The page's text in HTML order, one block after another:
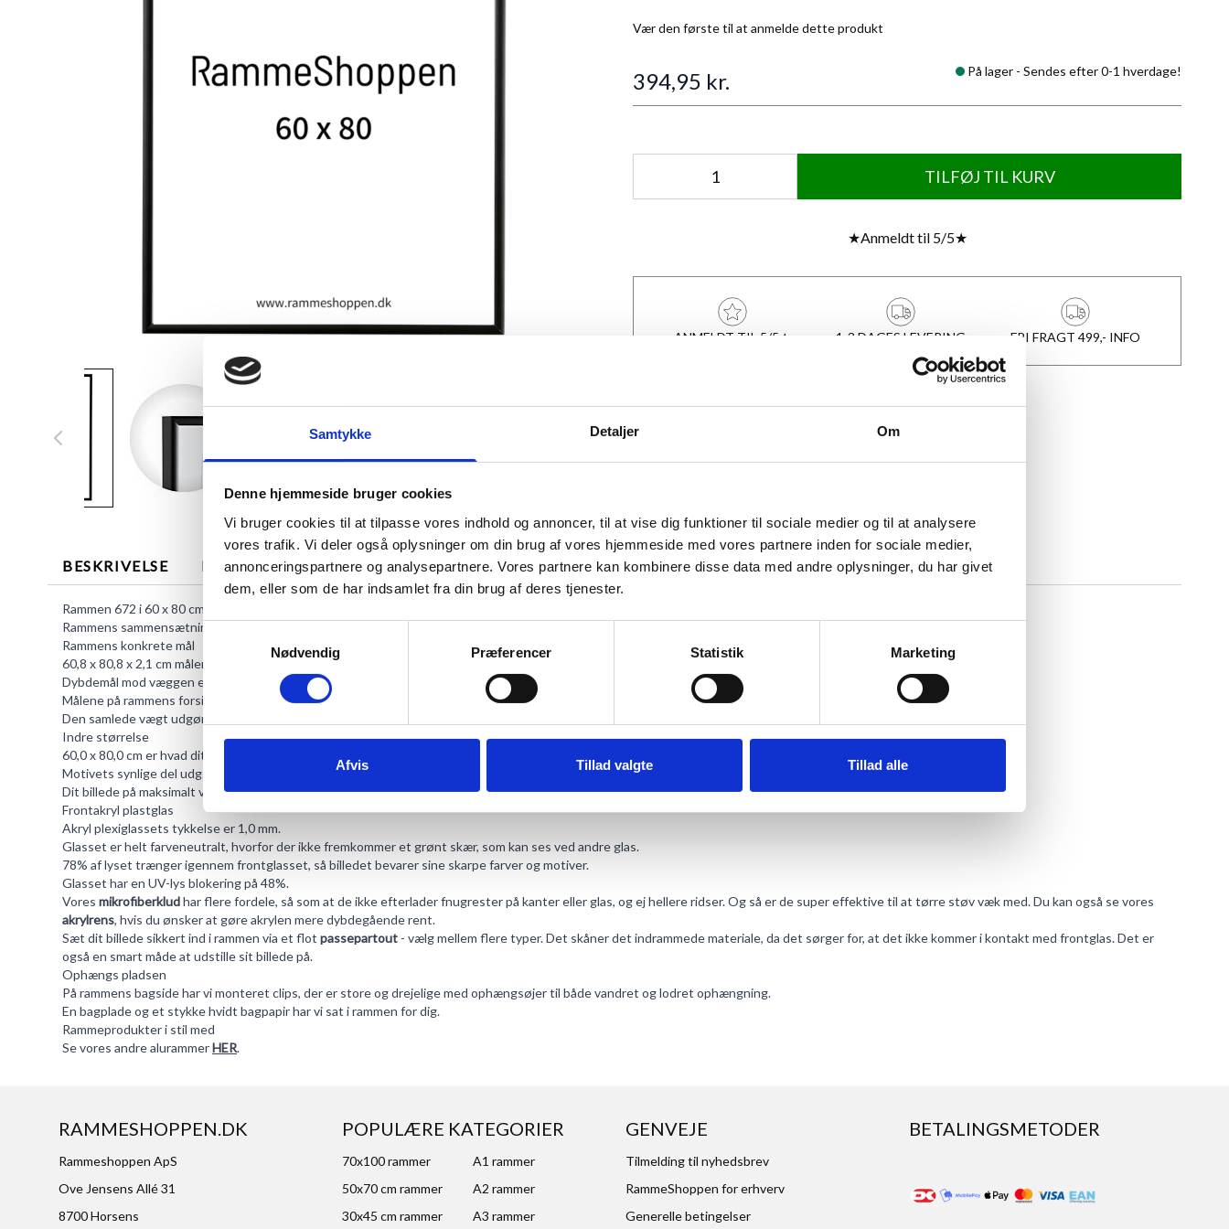
Samtykke Detaljer Om
Denne hjemmeside bruger cookies
Vi bruger cookies til at tilpasse vores indhold og annoncer, til at vise dig funktioner til sociale medier og til at analysere
vores trafik. Vi deler også oplysninger om din brug af vores hjemmeside med vores partnere inden for sociale medier,
annonceringspartnere og analysepartnere. Vores partnere kan kombinere disse data med andre oplysninger, du har givet
dem, eller som de har indsamlet fra din brug af deres tjenester.
Samtykkevalg
Nødvendig
Præferencer Statistik Marketing
Afvis Tillad valgte Tillad alle
View larger image View larger image
Vær den første til at anmelde dette produkt
394,95 kr. På lager - Sendes efter 0-1 hverdage!
TILFØJ TIL KURV
★Anmeldt til 5/5★
ANMELDT TIL 5/5★ 1-3 DAGES LEVERING FRI FRAGT 499,- INFO
BESKRIVELSE MERE INFORMATION ANMELDELSER
Rammen 672 i 60 x 80 cm er lavet i aluminium i en mat sort farve.
Rammens sammensætning har den fordel at evt. støv er mindre synligt end ved f.eks. en sort blank ramme.
Rammens konkrete mål
60,8 x 80,8 x 2,1 cm måler rammen yderst.
Dybdemål mod væggen er 21 mm.
Målene på rammens forsideliste er 8 mm.
Den samlede vægt udgør 1900 g.
Indre størrelse
60,0 x 80,0 cm er hvad dit indhold maksimalt må måle.
Motivets synlige del udgør 59,2 x 79,2 cm.
Dit billede på maksimalt være 6 mm tykt.
Frontakryl plastglas
Akryl plexiglassets tykkelse er 1,0 mm.
Glasset er helt farveneutralt, hvorfor der ikke fremkommer et grønt skær, som kan ses ved andre glas.
78% af lyset trænger igennem frontglasset, så billedet bevarer sine skarpe farver og motiver.
Glasset har en UV-lys blokering på 48%.
Vores mikrofiberkludhar flere fordele, så som at de ikke efterlader fnugrester på kanter eller glas, og ej hellere ridser. Og så er de super effektive til at tørre støv væk med. Du kan også se vores
akrylrens, hvis du ønsker at gøre akrylen mere dybdegående rent.
Sæt dit billede sikkert ind i rammen via et flot passepartout - vælg mellem flere typer. Det skåner det indrammede materiale, da det sørger for, at det ikke kommer i kontakt med frontglas. Det er
også en smart måde at udstille sit billede på.
Ophængs pladsen
På rammens bagside har vi monteret clips, der er store og drejelige med ophængsøjer til både vandret og lodret ophængning.
En bagplade og et stykke hvidt bagpapir har vi sat i rammen for dig.
Rammeprodukter i stil med
Se vores andre alurammerHER.
RAMMESHOPPEN.DK
Rammeshoppen ApS
Ove Jensens Allé 31
8700 Horsens
POPULÆRE KATEGORIER
70x100 rammer
A1 rammer
50x70 cm rammer
A2 rammer
30x45 cm rammer
A3 rammer
GENVEJE
Tilmelding til nyhedsbrev
RammeShoppen for erhverv
Generelle betingelser
BETALINGSMETODER